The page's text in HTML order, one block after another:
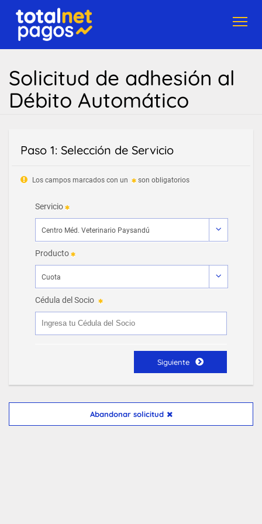
Solicitud de adhesión al
Débito Automático
Paso 1: Selección de Servicio
Los campos marcados con un son obligatorios
Servicio
Producto
Cédula del Socio
Siguiente
Abandonar solicitud